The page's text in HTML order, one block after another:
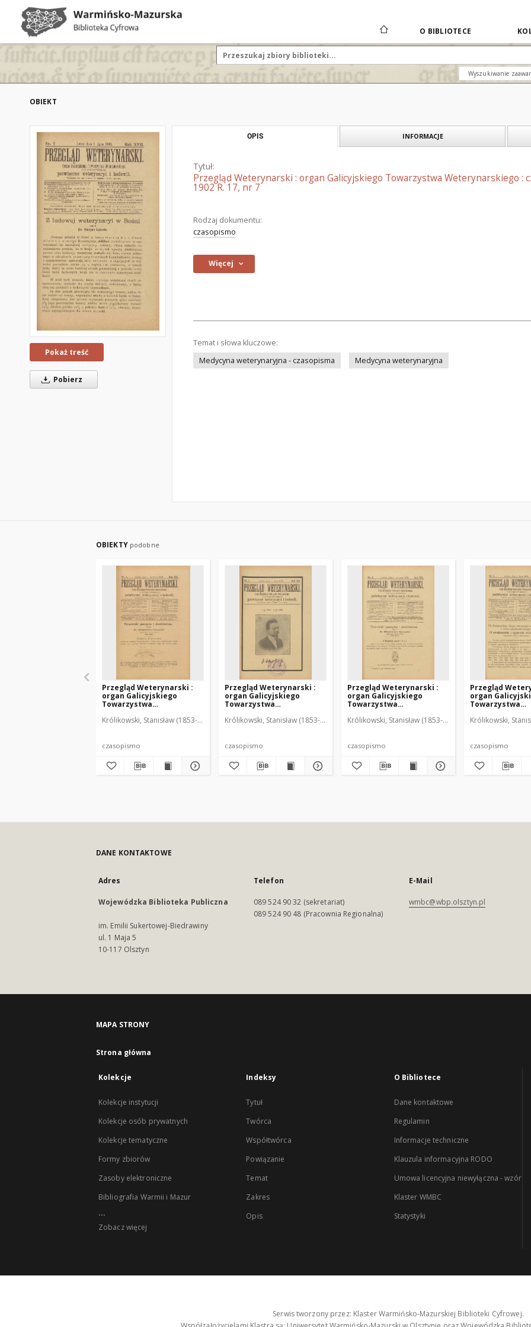
O BIBLIOTECE
Wyszukiwanie
OBIEKT
Pokaż treść
Pobierz
OPIS INFORMACJE
Tytuł:
Przegląd Weterynarski : organ Galicyjskiego Towarzystwa Weterynarskiego :
1902 R. 17, nr 7
Rodzaj dokumentu:
czasopismo
Więcej
Temat i słowa kluczowe:
Medycyna weterynaryjna - czasopisma
Medycyna weterynaryjna
OBIEKTY podobne
Przegląd Weterynarski :
organ Galicyjskiego
Towarzystwa
czasopismo poświęcone
Królikowski, Stanisław (1853-1924). Red.
czasopismo
Przegląd Weterynarski :
organ Galicyjskiego
Towarzystwa
czasopismo poświęcone
Królikowski, Stanisław (1853-1924). Red.
czasopismo
Przegląd Weterynarski :
organ Galicyjskiego
Towarzystwa
czasopismo poświęcone
Królikowski, Stanisław (1853-1924). Red.
czasopismo
Przegląd
organ
Towarzystwa
czasopismo
Królikowski,
czasopismo
DANE KONTAKTOWE
Adres
Wojewódzka Biblioteka Publiczna
im. Emilii Sukertowej-Biedrawiny
ul. 1 Maja 5
10-117 Olsztyn
Telefon
089 524 90 32 (sekretariat)
089 524 90 48 (Pracownia Regionalna)
E-Mail
wmbc@wbp.olsztyn.pl
MAPA STRONY
Strona główna
Kolekcje
Kolekcje instytucji
Kolekcje osób prywatnych
Kolekcje tematyczne
Formy zbiorów
Zasoby elektroniczne
Bibliografia Warmii i Mazur
...
Zobacz więcej
Indeksy
Tytuł
Twórca
Współtwórca
Powiązanie
Temat
Zakres
Opis
O Bibliotece
Dane kontaktowe
Regulamin
Informacje techniczne
Klauzula informacyjna RODO
Umowa licencyjna niewyłączna - wzór
Klaster WMBC
Statystyki
Serwis tworzony przez: Klaster Warmińsko-Mazurskiej Biblioteki Cyfrowej.